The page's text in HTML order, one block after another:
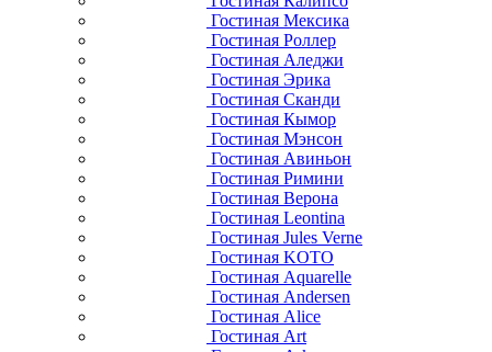
Гостиная Мексика
Гостиная Роллер
Гостиная Аледжи
Гостиная Эрика
Гостиная Сканди
Гостиная Кымор
Гостиная Мэнсон
Гостиная Авиньон
Гостиная Римини
Гостиная Верона
Гостиная Leontina
Гостиная Jules Verne
Гостиная KOTO
Гостиная Aquarelle
Гостиная Andersen
Гостиная Alice
Гостиная Art